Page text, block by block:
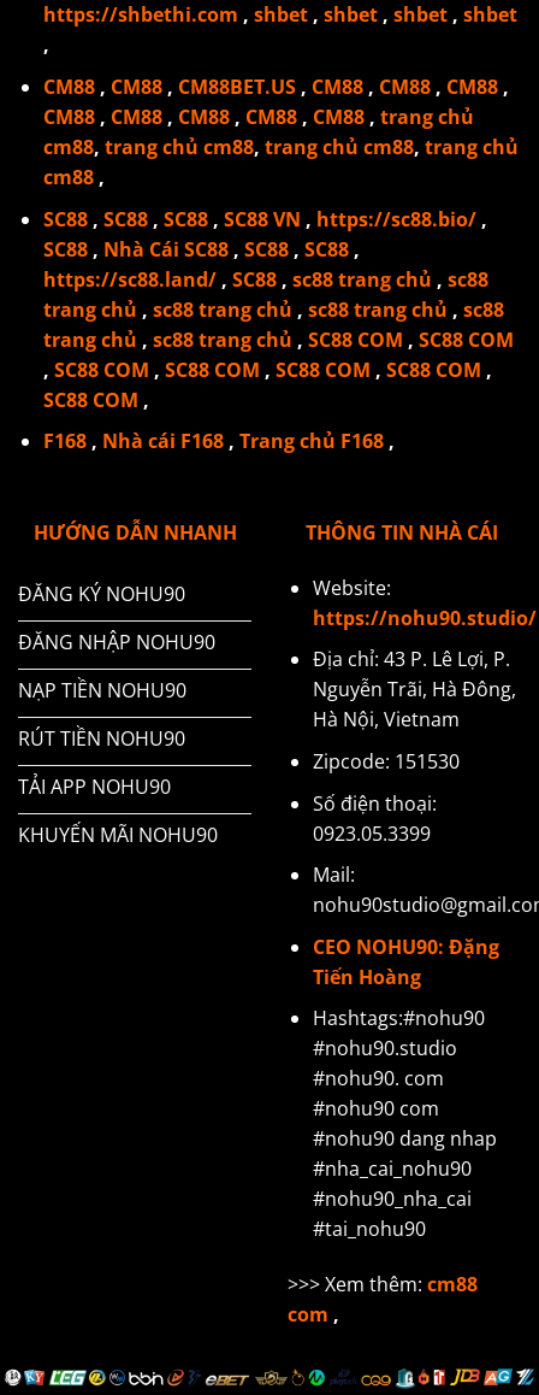
https://shbethi.com , shbet, shbet, shbet, shbet
,
CM88, CM88, CM88BET.US, CM88, CM88, CM88,
CM88, CM88, CM88, CM88, CM88, trang chủ
cm88, trang chủ cm88, trang chủ cm88, trang chủ
cm88,
SC88, SC88, SC88, SC88 VN , https://sc88.bio/,
SC88, Nhà Cái SC88, SC88, SC88,
https://sc88.land/, SC88, sc88 trang chủ , sc88
trang chủ , sc88 trang chủ , sc88 trang chủ , sc88
trang chủ , sc88 trang chủ , SC88 COM , SC88 COM
, SC88 COM , SC88 COM , SC88 COM , SC88 COM ,
SC88 COM ,
F168, Nhà cái F168, Trang chủ F168,
HƯỚNG DẪN NHANH
ĐĂNG KÝ NOHU90
ĐĂNG NHẬP NOHU90
NẠP TIỀN NOHU90
RÚT TIỀN NOHU90
TẢI APP NOHU90
KHUYẾN MÃI NOHU90
THÔNG TIN NHÀ CÁI
Website:
https://nohu90.studio/
Địa chỉ: 43 P. Lê Lợi, P.
Nguyễn Trãi, Hà Đông,
Hà Nội, Vietnam
Zipcode: 151530
Số điện thoại:
0923.05.3399
Mail:
CEO NOHU90: Đặng
Tiến Hoàng
Hashtags:#nohu90
#nohu90.studio
#nohu90. com
#nohu90 com
#nohu90 dang nhap
#nha_cai_nohu90
#nohu90_nha_cai
#tai_nohu90
>>> Xem thêm: cm88
com ,